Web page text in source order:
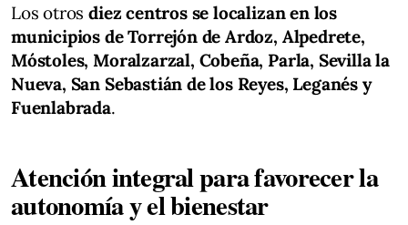
Los otrosdiez centros se localizan en los
municipios de Torrejón de Ardoz, Alpedrete,
Móstoles, Moralzarzal, Cobeña, Parla, Sevilla la
Nueva, San Sebastián de los Reyes, Leganés y
Fuenlabrada.
Atención integral para favorecer la
autonomía y el bienestar